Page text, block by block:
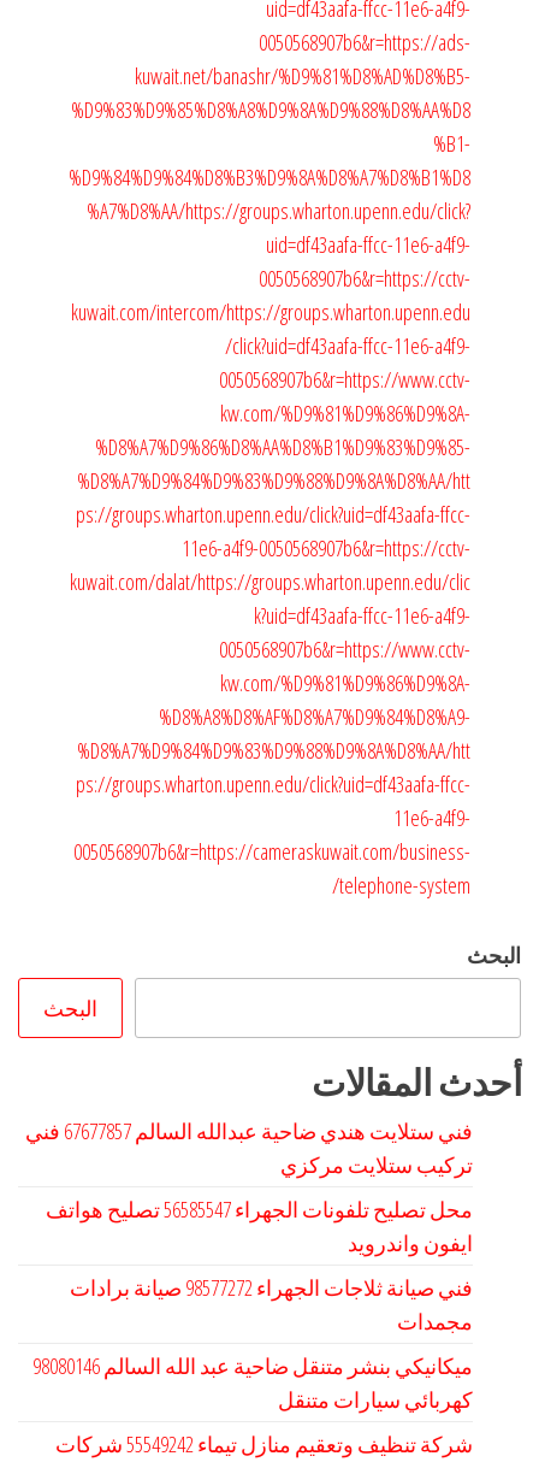
uid=df43aafa-ffcc-11e6-a4f9-
0050568907b6&r=https://ads-
kuwait.net/banashr/%D9%81%D8%AD%D8%B5-
%D9%83%D9%85%D8%A8%D9%8A%D9%88%D8%AA%D8
%B1-
%D9%84%D9%84%D8%B3%D9%8A%D8%A7%D8%B1%D8
%A7%D8%AA/https://groups.wharton.upenn.edu/click?
uid=df43aafa-ffcc-11e6-a4f9-
0050568907b6&r=https://cctv-
kuwait.com/intercom/https://groups.wharton.upenn.edu
/click?uid=df43aafa-ffcc-11e6-a4f9-
0050568907b6&r=https://www.cctv-
kw.com/%D9%81%D9%86%D9%8A-
%D8%A7%D9%86%D8%AA%D8%B1%D9%83%D9%85-
%D8%A7%D9%84%D9%83%D9%88%D9%8A%D8%AA/htt
ps://groups.wharton.upenn.edu/click?uid=df43aafa-ffcc-
11e6-a4f9-0050568907b6&r=https://cctv-
kuwait.com/dalat/https://groups.wharton.upenn.edu/clic
k?uid=df43aafa-ffcc-11e6-a4f9-
0050568907b6&r=https://www.cctv-
kw.com/%D9%81%D9%86%D9%8A-
%D8%A8%D8%AF%D8%A7%D9%84%D8%A9-
%D8%A7%D9%84%D9%83%D9%88%D9%8A%D8%AA/htt
ps://groups.wharton.upenn.edu/click?uid=df43aafa-ffcc-
11e6-a4f9-
0050568907b6&r=https://cameraskuwait.com/business-
telephone-system/
البحث
البحث
أحدث المقالات
فني ستلايت هندي ضاحية عبدالله السالم 67677857 فني
تركيب ستلايت مركزي
محل تصليح تلفونات الجهراء 56585547 تصليح هواتف
ايفون واندرويد
فني صيانة ثلاجات الجهراء 98577272 صيانة برادات
مجمدات
كهربائي سيارات متنقل
شركة تنظيف وتعقيم منازل تيماء 55549242 شركات